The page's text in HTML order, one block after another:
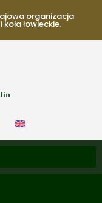
organizacja
łowieckie.